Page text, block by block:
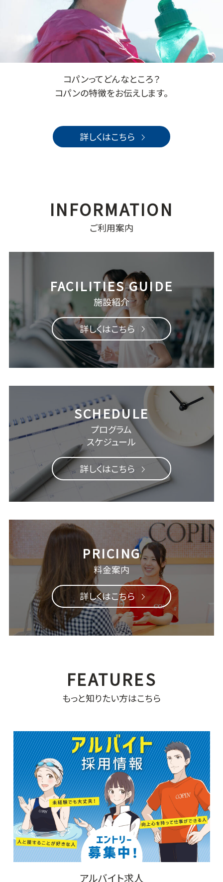
コパンってどんなところ？
コパンの特徴をお伝えします。
詳しくはこちら
ご利用案内
施設紹介
詳しくはこちら
プログラム
スケジュール
詳しくはこちら
料金案内
詳しくはこちら
もっと知りたい方はこちら
アルバイト求人